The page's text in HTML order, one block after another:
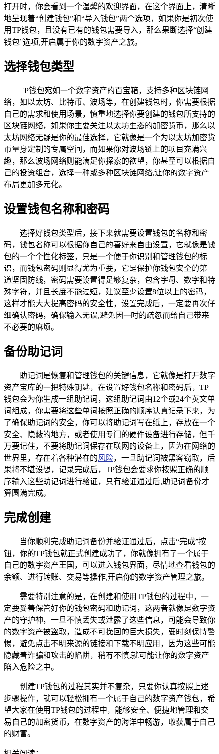
打开时，你会看到一个温馨的欢迎界面，在这个界面上，清晰
地呈现着“创建钱包”和“导入钱包”两个选项，如果你是初次使
用TP钱包，且没有已有的钱包需要导入，那么果断选择“创建
钱包”选项,开启属于你的数字资产之旅。
选择钱包类型
TP钱包宛如一个数字资产的百宝箱，支持多种区块链网
络，如以太坊、比特币、波场等，在创建钱包时，你需要根据
自己的需求和使用场景，慎重地选择你要创建的钱包所支持的
区块链网络，如果你主要关注以太坊生态的加密货币，那么以
太坊网络无疑是你的最佳选择，它就像是一个为以太坊加密货
币量身定制的专属空间，而如果你对波场链上的项目充满兴
趣，那么波场网络则能满足你探索的欲望，你甚至可以根据自
己的投资组合，选择一种或多种区块链网络,让你的数字资产
布局更加多元化。
设置钱包名称和密码
选择好钱包类型后，接下来就需要设置钱包的名称和密
码，钱包名称可以根据你自己的喜好来自由设置，它就像是钱
包的一个个性化标签，只是一个便于你识别和管理钱包的标
识，而钱包密码则显得尤为重要，它是保护你钱包安全的第一
道坚固防线，密码需要设置得足够复杂，包含字母、数字和特
殊字符，并且长度不能过短，建议至少设置8位以上的密码，
这样才能大大提高密码的安全性，设置完成后，一定要再次仔
细确认密码，确保输入无误,避免因一时的疏忽而给自己带来
不必要的麻烦。
备份助记词
助记词是恢复和管理钱包的关键信息，它就像是打开数字
资产宝库的一把特殊钥匙，在设置好钱包名称和密码后，TP
钱包会为你生成一组助记词，这组助记词由12个或24个英文单
词组成，你需要将这些单词按照正确的顺序认真记录下来，为
了确保助记词的安全，你可以将助记词写在纸上，存放在一个
安全、隐蔽的地方，或者使用专门的硬件设备进行存储，但千
万要记住，不要将助记词保存在联网的设备上，因为在网络的
世界里，存在着各种潜在的风险，一旦助记词被黑客窃取，后
果将不堪设想，记录完成后，TP钱包会要求你按照正确的顺
序输入这些助记词进行验证，只有验证通过后,助记词备份才
算圆满完成。
完成创建
当你顺利完成助记词备份并验证通过后，点击“完成”按
钮，你的TP钱包就正式创建成功了，你就像拥有了一个属于
自己的数字资产王国，可以进入钱包界面，尽情地查看钱包的
余额、进行转账、交易等操作,开启你的数字资产管理之旅。
需要特别注意的是，在创建和使用TP钱包的过程中，一
定要妥善保管好你的钱包密码和助记词，这两者就像是数字资
产的守护神，一旦不慎丢失或泄露了这些信息，可能会导致你
的数字资产被盗取，造成不可挽回的巨大损失，要时刻保持警
惕，避免点击不明来源的链接和下载不明应用，因为这些可能
隐藏着诈骗和攻击的陷阱，稍有不慎,就可能让你的数字资产
陷入危险之中。
创建TP钱包的过程其实并不复杂，只要你认真按照上述
步骤操作，就可以轻松拥有一个属于自己的数字资产钱包，希
望大家在使用TP钱包的过程中，能够安全、便捷地管理和交
易自己的加密货币，在数字资产的海洋中畅游，收获属于自己
的财富。